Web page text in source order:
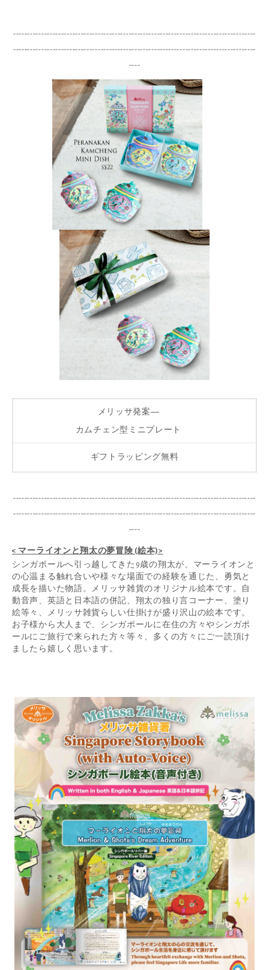
--------------------------------------------------------------------------------------
--------------------------------------------------------------------------------------
----
メリッサ発案―
カムチェン型ミニプレート
ギフトラッピング無料
--------------------------------------------------------------------------------------
--------------------------------------------------------------------------------------
----
< マーライオンと翔太の夢冒険 (絵本)>
シンガポールへ引っ越してきた9歳の翔太が、マーライオンと
の心温まる触れ合いや様々な場面での経験を通じた、勇気と
成長を描いた物語。メリッサ雑貨のオリジナル絵本です。自
動音声、英語と日本語の併記、翔太の独り言コーナー、塗り
絵等々、メリッサ雑貨らしい仕掛けが盛り沢山の絵本です。
お子様から大人まで、シンガポールに在住の方々やシンガポ
ールにご旅行で来られた方々等々、多くの方々にご一読頂け
ましたら嬉しく思います。